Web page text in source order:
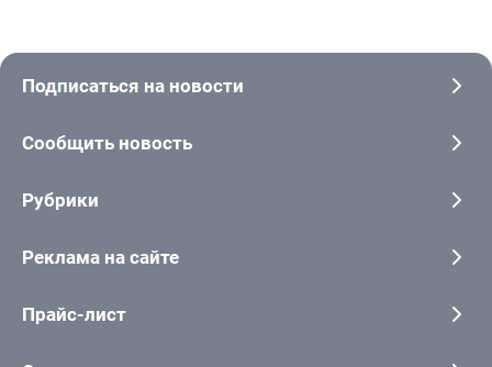
Подписаться на новости
Сообщить новость
Рубрики
Реклама на сайте
Прайс-лист